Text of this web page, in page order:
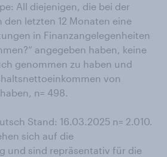
All diejenigen, die bei der
den letzten 12 Monaten eine
in Finanzangelegenheiten
angegeben haben, keine
genommen zu haben und
von
n= 498.
Stand: 16.03.2025 n= 2.010.
sich auf die
und sind repräsentativ für die